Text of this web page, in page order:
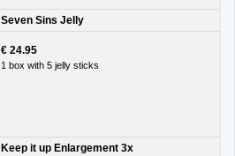
Seven Sins Jelly
€ 24.95
1 box with 5 jelly sticks
Keep it up Enlargement 3x